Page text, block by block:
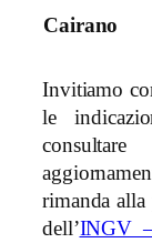
Cairano
Invitiamo
le
rimanda alla
dell’INGV